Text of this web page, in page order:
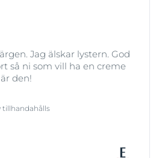
Jag älskar lystern. God
så ni som vill ha en creme
den!
tillhandahålls